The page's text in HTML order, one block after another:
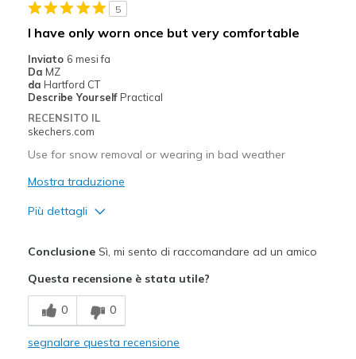
5
I have only worn once but very comfortable
Inviato 6 mesi fa
Da MZ
da Hartford CT
Describe Yourself Practical
RECENSITO IL
skechers.com
Use for snow removal or wearing in bad weather
Mostra traduzione
Più dettagli
Comfortable
Migliori Utilizzi:
Casual Wear
ConclusioneSì, mi sento di raccomandare ad un amico
Questa recensione è stata utile?
0 0
segnalare questa recensione